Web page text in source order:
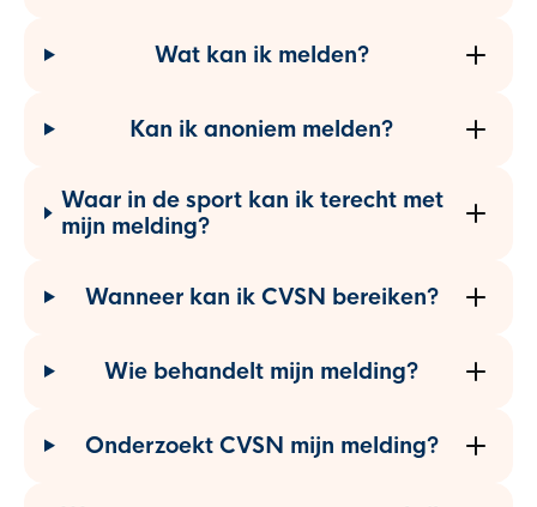
Wat kan ik melden?
Kan ik anoniem melden?
Waar in de sport kan ik terecht met
mijn melding?
Wanneer kan ik CVSN bereiken?
Wie behandelt mijn melding?
Onderzoekt CVSN mijn melding?